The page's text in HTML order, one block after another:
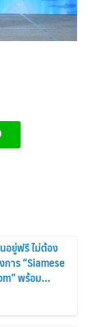
อยู่ฟรี ไม่ต้อง
การ “Siamese
พร้อม
สิงหาคม